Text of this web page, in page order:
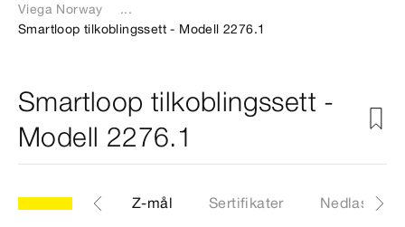
Viega Norway
...
Smartloop tilkoblingssett - Modell 2276.1
Smartloop tilkoblingssett -
Modell 2276.1
CAD-filer Z-mål Sertifikater